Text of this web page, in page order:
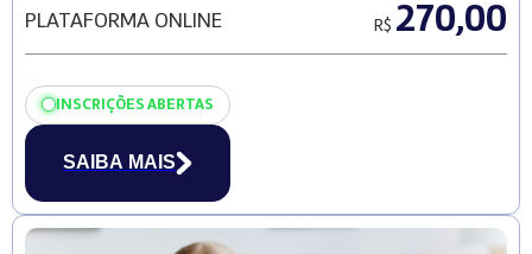
PLATAFORMA ONLINE R$ 270,00
INSCRIÇÕES ABERTAS
SAIBA MAIS